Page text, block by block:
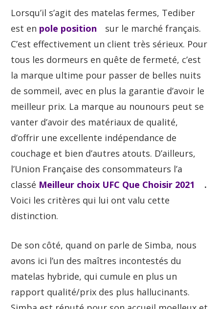
Lorsqu’il s’agit des matelas fermes, Tediber
est en pole position
sur le marché français.
C’est effectivement un client très sérieux. Pour
tous les dormeurs en quête de fermeté, c’est
la marque ultime pour passer de belles nuits
de sommeil, avec en plus la garantie d’avoir le
meilleur prix. La marque au nounours peut se
vanter d’avoir des matériaux de qualité,
d’offrir une excellente indépendance de
couchage et bien d’autres atouts. D’ailleurs,
l’Union Française des consommateurs l’a
classé Meilleur choix UFC Que Choisir 2021
.
Voici les critères qui lui ont valu cette
distinction.
De son côté, quand on parle de Simba, nous
avons ici l’un des maîtres incontestés du
matelas hybride, qui cumule en plus un
rapport qualité/prix des plus hallucinants.